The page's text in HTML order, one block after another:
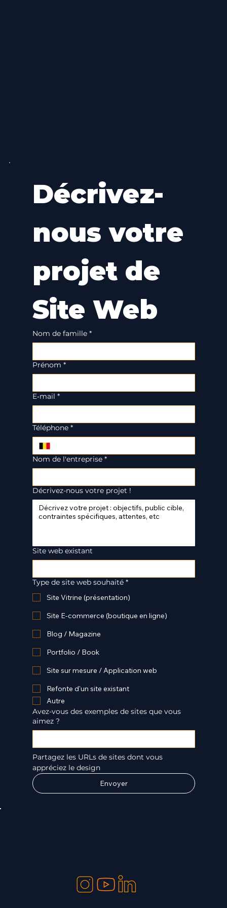
Décrivez-
nous votre
projet de
Site Web
Nom de famille *
Prénom *
E‑mail *
Téléphone *
Nom de l'entreprise *
Décrivez-nous votre projet !
Site web existant
Type de site web souhaité *
Site Vitrine (présentation)
Site E-commerce (boutique en ligne)
Blog / Magazine
Portfolio / Book
Site sur mesure / Application web
Refonte d'un site existant
Autre
Avez-vous des exemples de sites que vous
aimez ?
Partagez les URLs de sites dont vous
appréciez le design
Envoyer